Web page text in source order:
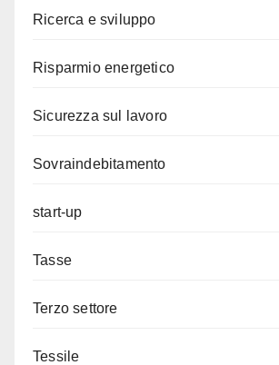
Ricerca e sviluppo
Risparmio energetico
Sicurezza sul lavoro
Sovraindebitamento
start-up
Tasse
Terzo settore
Tessile